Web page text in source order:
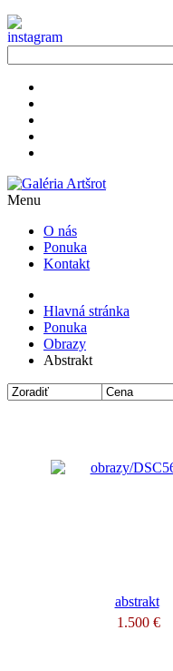
Menu
O nás
Ponuka
Kontakt
Hlavná stránka
Ponuka
Obrazy
Abstrakt
abstrakt
1.500 €